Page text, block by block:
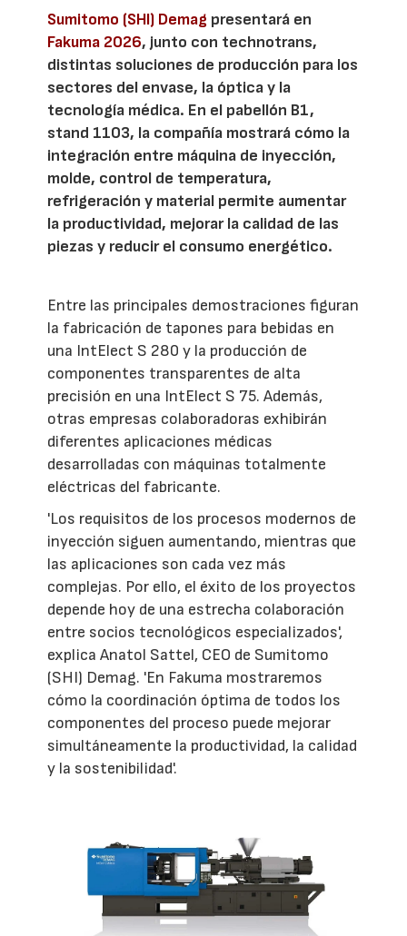
Sumitomo (SHI) Demag presentará en
Fakuma 2026, junto con technotrans,
distintas soluciones de producción para los
sectores del envase, la óptica y la
tecnología médica. En el pabellón B1,
stand 1103, la compañía mostrará cómo la
integración entre máquina de inyección,
molde, control de temperatura,
refrigeración y material permite aumentar
la productividad, mejorar la calidad de las
piezas y reducir el consumo energético.
Entre las principales demostraciones figuran
la fabricación de tapones para bebidas en
una IntElect S 280 y la producción de
componentes transparentes de alta
precisión en una IntElect S 75. Además,
otras empresas colaboradoras exhibirán
diferentes aplicaciones médicas
desarrolladas con máquinas totalmente
eléctricas del fabricante.
'Los requisitos de los procesos modernos de
inyección siguen aumentando, mientras que
las aplicaciones son cada vez más
complejas. Por ello, el éxito de los proyectos
depende hoy de una estrecha colaboración
entre socios tecnológicos especializados',
explica Anatol Sattel, CEO de Sumitomo
(SHI) Demag. 'En Fakuma mostraremos
cómo la coordinación óptima de todos los
componentes del proceso puede mejorar
simultáneamente la productividad, la calidad
y la sostenibilidad'.